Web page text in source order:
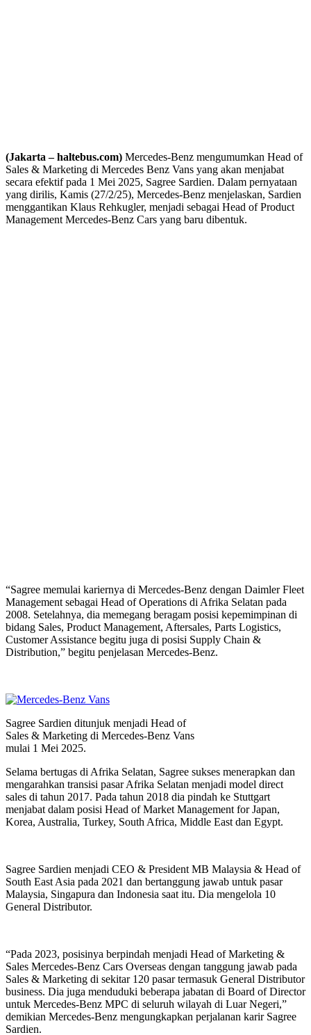
(Jakarta – haltebus.com) Mercedes-Benz mengumumkan Head of
Sales & Marketing di Mercedes Benz Vans yang akan menjabat
secara efektif pada 1 Mei 2025, Sagree Sardien. Dalam pernyataan
yang dirilis, Kamis (27/2/25), Mercedes-Benz menjelaskan, Sardien
menggantikan Klaus Rehkugler, menjadi sebagai Head of Product
Management Mercedes‑Benz Cars yang baru dibentuk.
“Sagree memulai kariernya di Mercedes-Benz dengan Daimler Fleet
Management sebagai Head of Operations di Afrika Selatan pada
2008. Setelahnya, dia memegang beragam posisi kepemimpinan di
bidang Sales, Product Management, Aftersales, Parts Logistics,
Customer Assistance begitu juga di posisi Supply Chain &
Distribution,” begitu penjelasan Mercedes-Benz.
Sagree Sardien ditunjuk menjadi Head of
Sales & Marketing di Mercedes-Benz Vans
mulai 1 Mei 2025.
Selama bertugas di Afrika Selatan, Sagree sukses menerapkan dan
mengarahkan transisi pasar Afrika Selatan menjadi model direct
sales di tahun 2017. Pada tahun 2018 dia pindah ke Stuttgart
menjabat dalam posisi Head of Market Management for Japan,
Korea, Australia, Turkey, South Africa, Middle East dan Egypt.
Sagree Sardien menjadi CEO & President MB Malaysia & Head of
South East Asia pada 2021 dan bertanggung jawab untuk pasar
Malaysia, Singapura dan Indonesia saat itu. Dia mengelola 10
General Distributor.
“Pada 2023, posisinya berpindah menjadi Head of Marketing &
Sales Mercedes-Benz Cars Overseas dengan tanggung jawab pada
Sales & Marketing di sekitar 120 pasar termasuk General Distributor
business. Dia juga menduduki beberapa jabatan di Board of Director
untuk Mercedes-Benz MPC di seluruh wilayah di Luar Negeri,”
demikian Mercedes-Benz mengungkapkan perjalanan karir Sagree
Sardien.